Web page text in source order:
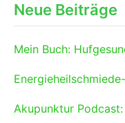
Neue Beiträge
Mein Buch:
Akupunktur